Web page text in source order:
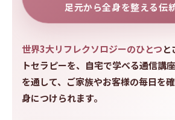
足元から全身を整える伝
世界3大リフレクソロジーのひとつ
トセラピーを、自宅で学べる通信講
を通して、ご家族やお客様の毎日を
身につけられます。